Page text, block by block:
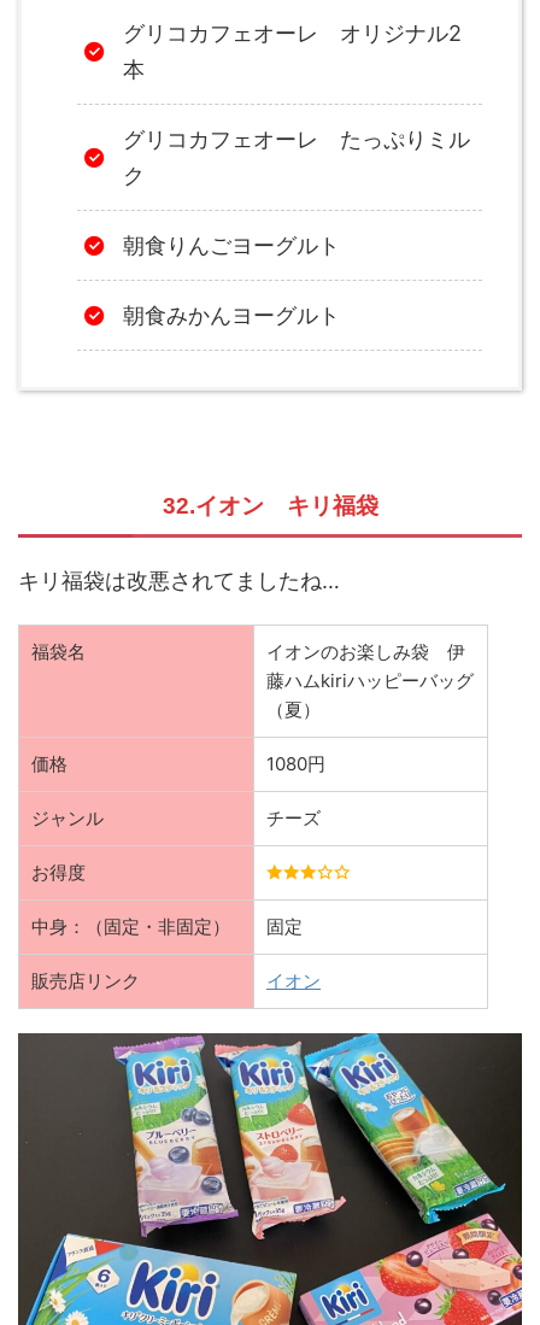
グリコカフェオーレ オリジナル2
本
グリコカフェオーレ たっぷりミル
ク
朝食りんごヨーグルト
朝食みかんヨーグルト
32.イオン キリ福袋
キリ福袋は改悪されてましたね…
福袋名
イオンのお楽しみ袋 伊
藤ハムkiriハッピーバッグ
（夏）
価格 1080円
ジャンル チーズ
お得度
中身：（固定・非固定） 固定
販売店リンク イオン